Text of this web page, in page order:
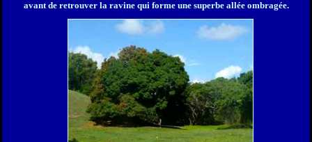
avant de retrouver la ravine qui forme une superbe allée ombragée.